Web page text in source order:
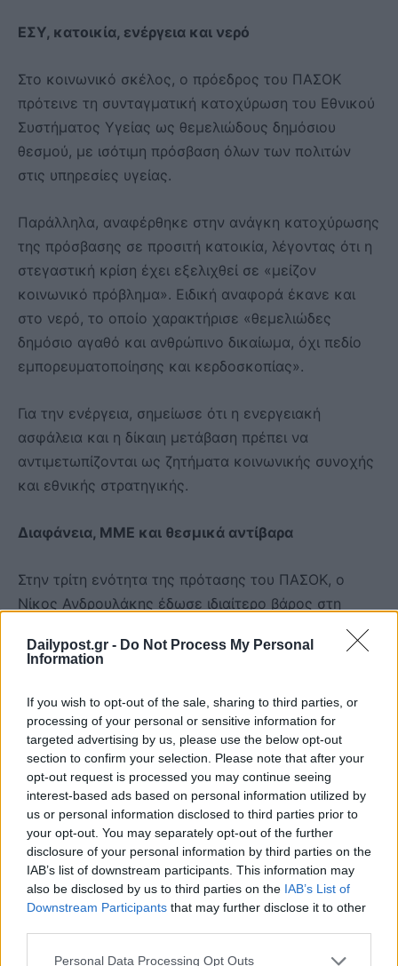
Dailypost.gr - Do Not Process My Personal
Information
If you wish to opt-out of the sale, sharing to third parties, or
processing of your personal or sensitive information for
targeted advertising by us, please use the below opt-out
section to confirm your selection. Please note that after your
opt-out request is processed you may continue seeing
interest-based ads based on personal information utilized by
us or personal information disclosed to third parties prior to
your opt-out. You may separately opt-out of the further
disclosure of your personal information by third parties on the
IAB’s list of downstream participants. This information may
also be disclosed by us to third parties on the IAB’s List of
Downstream Participants that may further disclose it to other
Personal Data Processing Opt Outs
ΕΣΥ, κατοικία, ενέργεια και νερό
Στο κοινωνικό σκέλος, ο πρόεδρος του ΠΑΣΟΚ
πρότεινε τη συνταγματική κατοχύρωση του Εθνικού
Συστήματος Υγείας ως θεμελιώδους δημόσιου
θεσμού, με ισότιμη πρόσβαση όλων των πολιτών
στις υπηρεσίες υγείας.
Παράλληλα, αναφέρθηκε στην ανάγκη κατοχύρωσης
της πρόσβασης σε προσιτή κατοικία, λέγοντας ότι η
στεγαστική κρίση έχει εξελιχθεί σε «μείζον
κοινωνικό πρόβλημα». Ειδική αναφορά έκανε και
στο νερό, το οποίο χαρακτήρισε «θεμελιώδες
δημόσιο αγαθό και ανθρώπινο δικαίωμα, όχι πεδίο
εμπορευματοποίησης και κερδοσκοπίας».
Για την ενέργεια, σημείωσε ότι η ενεργειακή
ασφάλεια και η δίκαιη μετάβαση πρέπει να
αντιμετωπίζονται ως ζητήματα κοινωνικής συνοχής
και εθνικής στρατηγικής.
Διαφάνεια, ΜΜΕ και θεσμικά αντίβαρα
Στην τρίτη ενότητα της πρότασης του ΠΑΣΟΚ, ο
Νίκος Ανδρουλάκης έδωσε ιδιαίτερο βάρος στη
λειτουργία των θεσμών και στην αποκατάσταση της
εμπιστοσύνης των πολιτών προς το πολιτικό
αποκαθίσταται με λόγια», αλλά με ισχυρά θεσμικά
αντίβαρα, διαφάνεια και ουσιαστικό έλεγχο της
εξουσίας.
Στο πλαίσιο αυτό, πρότεινε αλλαγές στον τρόπο
επιλογής της ηγεσίας της Δικαιοσύνης, με στόχο να
περιοριστεί η άμεση κυβερνητική επιρροή και να
ενισχυθεί η θεσμική ανεξαρτησία της. Ιδιαίτερη
αναφορά έκανε και στη διαφάνεια στο πολιτικό
σύστημα, προτείνοντας τη συνταγματική
κατοχύρωση της Εθνικής Αρχής Διαφάνειας.
Σύμφωνα με την πρόταση του ΠΑΣΟΚ, η Αρχή θα